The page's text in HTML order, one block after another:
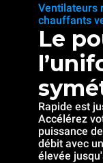
Ventilateurs
chauffants
Le
Rapide est
Accélérez
puissance
débit avec
élevée